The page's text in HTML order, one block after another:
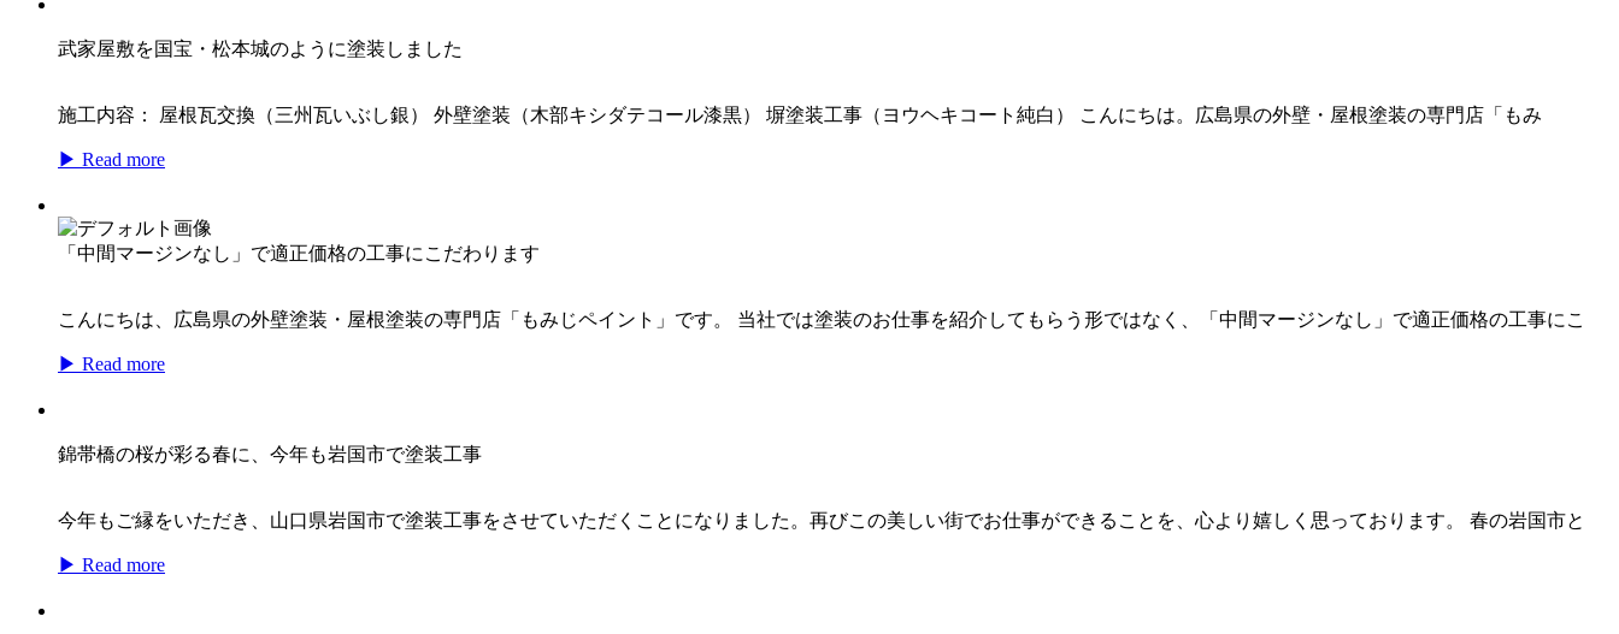
武家屋敷を国宝・松本城のように塗装しました
施工内容： 屋根瓦交換（三州瓦いぶし銀） 外壁塗装（木部キシダテコール漆黒） 塀塗装工事（ヨウヘキコート純白） こんにちは。広島県の外壁・屋根塗装の専門店「もみ
▶ Read more
「中間マージンなし」で適正価格の工事にこだわります
こんにちは、広島県の外壁塗装・屋根塗装の専門店「もみじペイント」です。 当社では塗装のお仕事を紹介してもらう形ではなく、「中間マージンなし」で適正価格の工事にこ
▶ Read more
錦帯橋の桜が彩る春に、今年も岩国市で塗装工事
今年もご縁をいただき、山口県岩国市で塗装工事をさせていただくことになりました。再びこの美しい街でお仕事ができることを、心より嬉しく思っております。 春の岩国市と
▶ Read more